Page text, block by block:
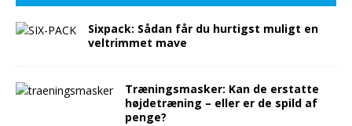
Sixpack: Sådan får du hurtigst muligt en
veltrimmet mave
Træningsmasker: Kan de erstatte
højdetræning – eller er de spild af
penge?